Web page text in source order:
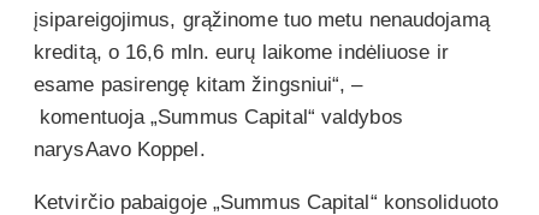
įsipareigojimus, grąžinome tuo metu nenaudojamą
kreditą, o 16,6 mln. eurų laikome indėliuose ir
esame pasirengę kitam žingsniui“, –
komentuoja „Summus Capital“ valdybos
narysAavo Koppel.
Ketvirčio pabaigoje „Summus Capital“ konsoliduoto